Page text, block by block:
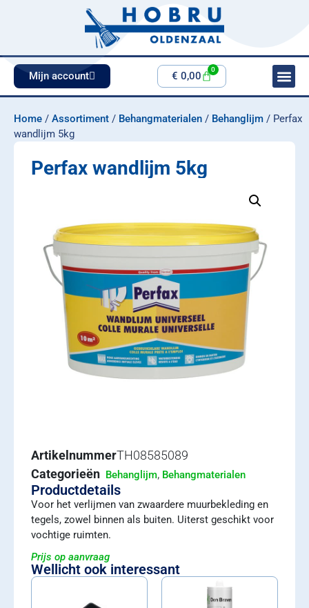
Mijn account € 0,00
0
Home / Assortiment / Behangmaterialen / Behanglijm / Perfax
wandlijm 5kg
Perfax wandlijm 5kg
ArtikelnummerTH08585089
Categorieën Behanglijm, Behangmaterialen
Productdetails
Voor het verlijmen van zwaardere muurbekleding en
tegels, zowel binnen als buiten. Uiterst geschikt voor
vochtige ruimten.
Prijs op aanvraag
Wellicht ook interessant